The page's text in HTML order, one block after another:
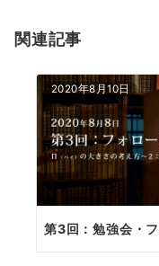
ン
関連記事
2020年8月10日
第3回：勉強会・